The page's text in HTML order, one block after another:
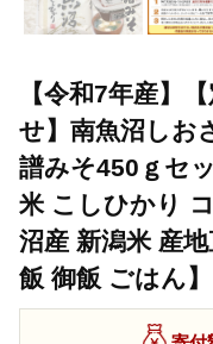
【令和7年産】
せ】南魚沼し
譜みそ450ｇセ
米 こしひかり
沼産 新潟米 産
飯 御飯 ごはん】